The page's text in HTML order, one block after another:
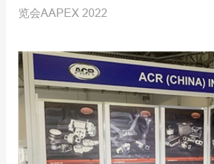
览会AAPEX 2022